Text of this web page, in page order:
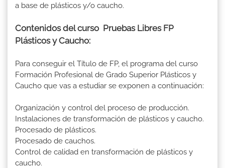
a base de plásticos y/o caucho.
Contenidos del curso Pruebas Libres FP
Plásticos y Caucho:
Para conseguir el Título de FP, el programa del curso
Formación Profesional de Grado Superior Plásticos y
Caucho que vas a estudiar se exponen a continuación:
Organización y control del proceso de producción.
Instalaciones de transformación de plásticos y caucho.
Procesado de plásticos.
Procesado de cauchos.
Control de calidad en transformación de plásticos y
caucho.